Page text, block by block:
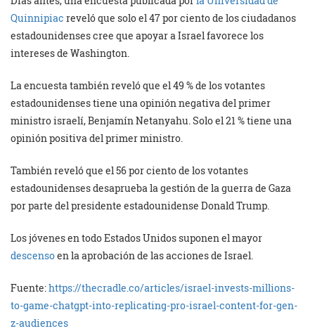
Quinnipiac reveló que solo el 47 por ciento de los ciudadanos
estadounidenses cree que apoyar a Israel favorece los
intereses de Washington.
La encuesta también reveló que el 49 % de los votantes
estadounidenses tiene una opinión negativa del primer
ministro israelí, Benjamín Netanyahu. Solo el 21 % tiene una
opinión positiva del primer ministro.
También reveló que el 56 por ciento de los votantes
estadounidenses desaprueba la gestión de la guerra de Gaza
por parte del presidente estadounidense Donald Trump.
Los jóvenes en todo Estados Unidos suponen el mayor
descensoen la aprobación de las acciones de Israel.
Fuente:https://thecradle.co/articles/israel-invests-millions-
to-game-chatgpt-into-replicating-pro-israel-content-for-gen-
z-audiences